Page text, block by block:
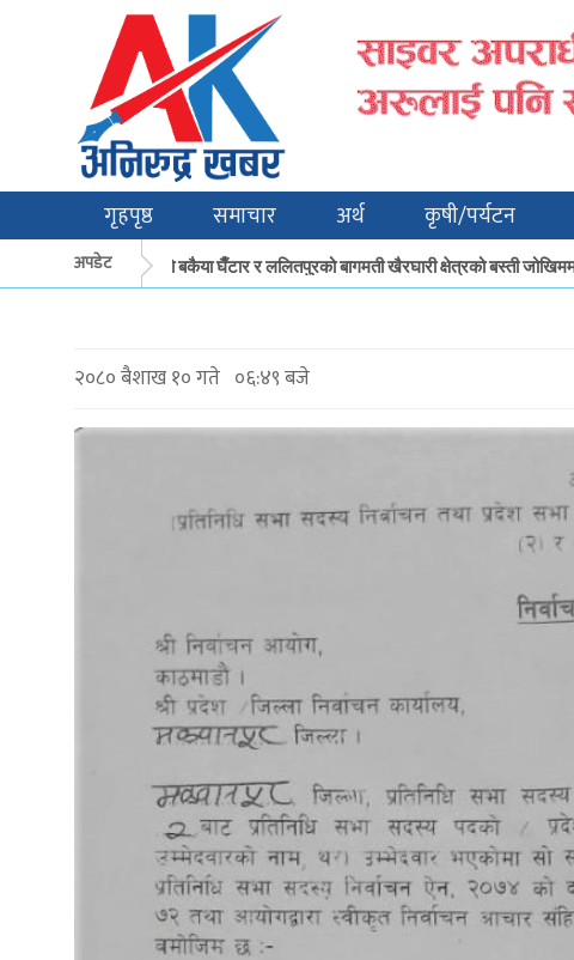
गृहपृष्ठ समाचार अर्थ कृषी/पर्यटन
अपडेट
मकवानपुरको बकैया घैँटार र ललितपुरको बागमती खैरघारी क्षेत्रको बस्ती जोखिममा
२०८० बैशाख १० गते ०६:४९ बजे